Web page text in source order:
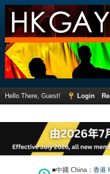
Hello There, Guest! Login
■中國 China： 香港